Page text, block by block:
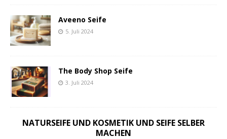
Aveeno Seife
5. Juli 2024
The Body Shop Seife
3. Juli 2024
NATURSEIFE UND KOSMETIK UND SEIFE SELBER
MACHEN